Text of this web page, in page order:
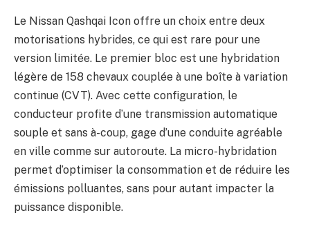
Le Nissan Qashqai Icon offre un choix entre deux
motorisations hybrides, ce qui est rare pour une
version limitée. Le premier bloc est une hybridation
légère de 158 chevaux couplée à une boîte à variation
continue (CVT). Avec cette configuration, le
conducteur profite d’une transmission automatique
souple et sans à-coup, gage d’une conduite agréable
en ville comme sur autoroute. La micro-hybridation
permet d’optimiser la consommation et de réduire les
émissions polluantes, sans pour autant impacter la
puissance disponible.